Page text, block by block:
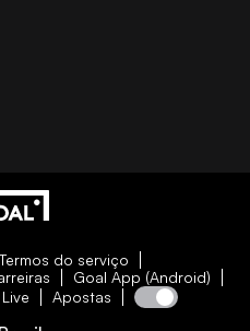
Termos do serviço
Goal App (Android)
Apostas